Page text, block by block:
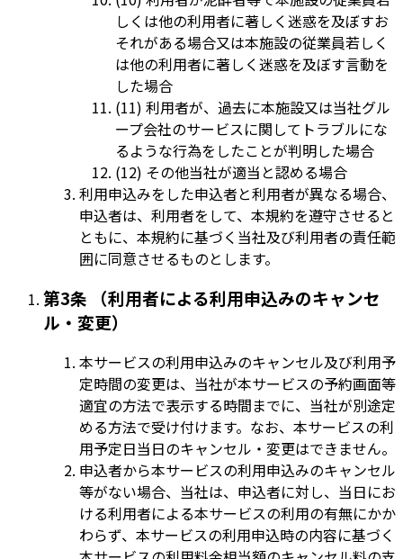
しくは他の利用者に著しく迷惑を及ぼすお
それがある場合又は本施設の従業員若しく
は他の利用者に著しく迷惑を及ぼす言動を
した場合
(11) 利用者が、過去に本施設又は当社グル
ープ会社のサービスに関してトラブルにな
るような行為をしたことが判明した場合
(12) その他当社が適当と認める場合
利用申込みをした申込者と利用者が異なる場合、
申込者は、利用者をして、本規約を遵守させると
ともに、本規約に基づく当社及び利用者の責任範
囲に同意させるものとします。
第3条 （利用者による利用申込みのキャンセ
ル・変更）
本サービスの利用申込みのキャンセル及び利用予
定時間の変更は、当社が本サービスの予約画面等
適宜の方法で表示する時間までに、当社が別途定
める方法で受け付けます。なお、本サービスの利
用予定日当日のキャンセル・変更はできません。
申込者から本サービスの利用申込みのキャンセル
等がない場合、当社は、申込者に対し、当日にお
ける利用者による本サービスの利用の有無にかか
わらず、本サービスの利用申込時の内容に基づく